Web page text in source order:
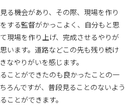
る機会があり、その際、現場を作り
する監督がかっこよく、自分もと思
現場を作り上げ、完成させるやりが
います。道路などこの先も残り続け
なやりがいを感じます。
ことができたのも良かったことの一
ろんですが、普段見ることのないよう
ことができます。